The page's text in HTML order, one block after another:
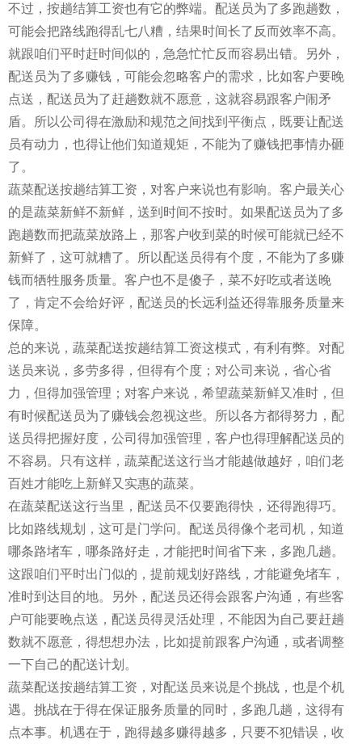
不过，按趟结算工资也有它的弊端。配送员为了多跑趟数，
可能会把路线跑得乱七八糟，结果时间长了反而效率不高。
就跟咱们平时赶时间似的，急急忙忙反而容易出错。另外，
配送员为了多赚钱，可能会忽略客户的需求，比如客户要晚
点送，配送员为了赶趟数就不愿意，这就容易跟客户闹矛
盾。所以公司得在激励和规范之间找到平衡点，既要让配送
员有动力，也得让他们知道规矩，不能为了赚钱把事情办砸
了。
蔬菜配送按趟结算工资，对客户来说也有影响。客户最关心
的是蔬菜新鲜不新鲜，送到时间不按时。如果配送员为了多
跑趟数而把蔬菜放路上，那客户收到菜的时候可能就已经不
新鲜了，这可就糟了。所以配送员得有个度，不能为了多赚
钱而牺牲服务质量。客户也不是傻子，菜不好吃或者送晚
了，肯定不会给好评，配送员的长远利益还得靠服务质量来
保障。
总的来说，蔬菜配送按趟结算工资这模式，有利有弊。对配
送员来说，多劳多得，但得有个度；对公司来说，省心省
力，但得加强管理；对客户来说，希望蔬菜新鲜又准时，但
有时候配送员为了赚钱会忽视这些。所以各方都得努力，配
送员得把握好度，公司得加强管理，客户也得理解配送员的
不容易。只有这样，蔬菜配送这行当才能越做越好，咱们老
百姓才能吃上新鲜又实惠的蔬菜。
在蔬菜配送这行当里，配送员不仅要跑得快，还得跑得巧。
比如路线规划，这可是门学问。配送员得像个老司机，知道
哪条路堵车，哪条路好走，才能把时间省下来，多跑几趟。
这跟咱们平时出门似的，提前规划好路线，才能避免堵车，
准时到达目的地。另外，配送员还得会跟客户沟通，有些客
户可能要晚点送，配送员得灵活处理，不能因为自己要赶趟
数就不愿意，得想想办法，比如提前跟客户沟通，或者调整
一下自己的配送计划。
蔬菜配送按趟结算工资，对配送员来说是个挑战，也是个机
遇。挑战在于得在保证服务质量的同时，多跑几趟，这得有
点本事。机遇在于，跑得越多赚得越多，只要不犯错误，收